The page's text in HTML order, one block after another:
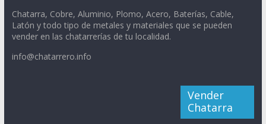
Chatarra, Cobre, Aluminio, Plomo, Acero, Baterías, Cable,
Latón y todo tipo de metales y materiales que se pueden
vender en las chatarrerías de tu localidad.
info@chatarrero.info
Vender
Chatarra